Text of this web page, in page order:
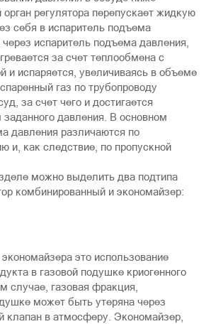
орган регулятора перепускает жидкую
себя в испаритель подъема
испаритель подъема давления,
за счет теплообмена с
и испаряется, увеличиваясь в объеме
газ по трубопроводу
за счет чего и достигается
давления. В основном
давления различаются по
и, как следствие, по пропускной
можно выделить два подтипа
комбинированный и экономайзер:
это использование
в газовой подушке криогенного
случае, газовая фракция,
может быть утеряна через
клапан в атмосферу. Экономайзер,